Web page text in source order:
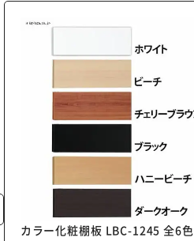
カラー化粧棚板 LBC-1245 全6色